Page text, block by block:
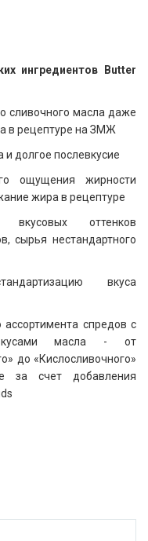
ингредиентов Butter
сливочного масла даже
в рецептуре на ЗМЖ
и долгое послевкусие
ощущения жирности
жира в рецептуре
вкусовых оттенков
сырья нестандартного
вкуса
спредов с
масла - от
до «Кислосливочного»
за счет добавления